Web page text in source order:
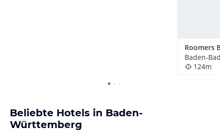
Baden-
124m
Beliebte Hotels in Baden-
Württemberg